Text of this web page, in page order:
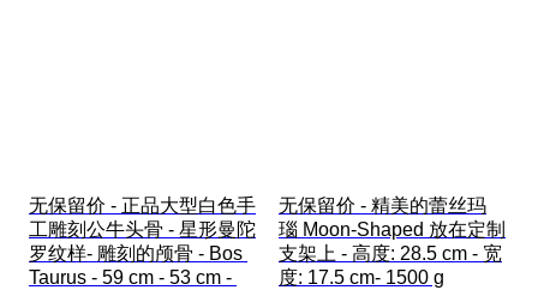
无保留价 - 正品大型白色手
工雕刻公牛头骨 - 星形曼陀
罗纹样- 雕刻的颅骨 - Bos
Taurus - 59 cm - 53 cm -
无保留价 - 精美的蕾丝玛
瑙 Moon-Shaped 放在定制
支架上 - 高度: 28.5 cm - 宽
度: 17.5 cm- 1500 g